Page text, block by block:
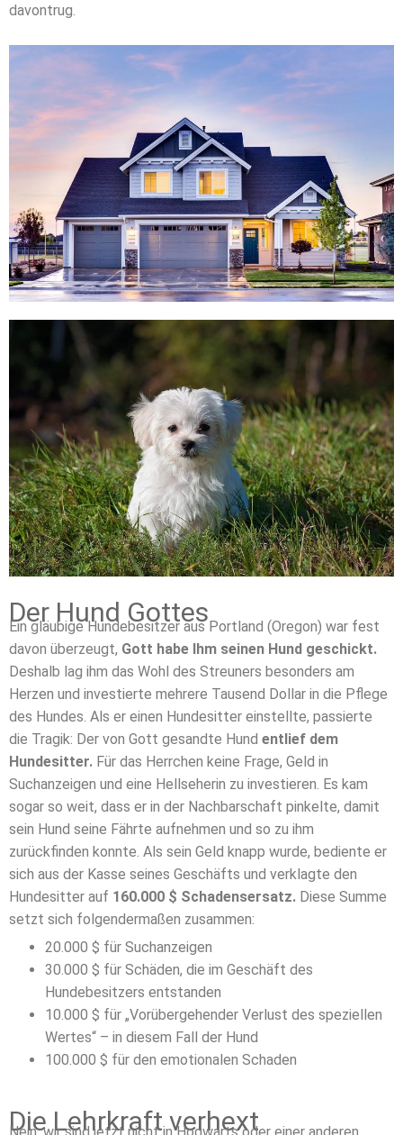
davontrug.
Der Hund Gottes
Ein gläubige Hundebesitzer aus Portland (Oregon) war fest
davon überzeugt, Gott habe Ihm seinen Hund geschickt.
Deshalb lag ihm das Wohl des Streuners besonders am
Herzen und investierte mehrere Tausend Dollar in die Pflege
des Hundes. Als er einen Hundesitter einstellte, passierte
die Tragik: Der von Gott gesandte Hund entlief dem
Hundesitter. Für das Herrchen keine Frage, Geld in
Suchanzeigen und eine Hellseherin zu investieren. Es kam
sogar so weit, dass er in der Nachbarschaft pinkelte, damit
sein Hund seine Fährte aufnehmen und so zu ihm
zurückfinden konnte. Als sein Geld knapp wurde, bediente er
sich aus der Kasse seines Geschäfts und verklagte den
Hundesitter auf 160.000 $ Schadensersatz. Diese Summe
setzt sich folgendermaßen zusammen:
20.000 $ für Suchanzeigen
30.000 $ für Schäden, die im Geschäft des
Hundebesitzers entstanden
10.000 $ für „Vorübergehender Verlust des speziellen
Wertes“ – in diesem Fall der Hund
100.000 $ für den emotionalen Schaden
Die Lehrkraft verhext
Nein, wir sind jetzt nicht in Hogwarts oder einer anderen